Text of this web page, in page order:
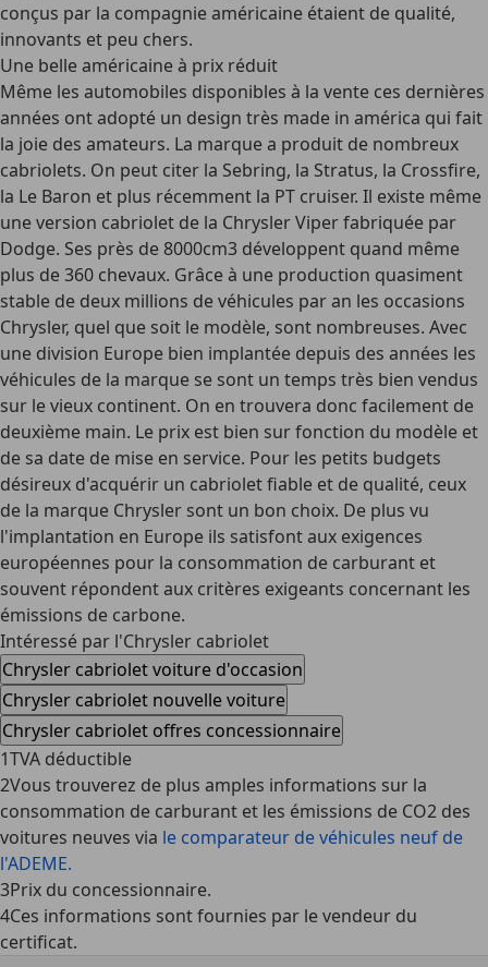
conçus par la compagnie américaine étaient de qualité,
innovants et peu chers.
Une belle américaine à prix réduit
Même les automobiles disponibles à la vente ces dernières
années ont adopté un design très made in américa qui fait
la joie des amateurs. La marque a produit de nombreux
cabriolets. On peut citer la Sebring, la Stratus, la Crossfire,
la Le Baron et plus récemment la PT cruiser. Il existe même
une version cabriolet de la Chrysler Viper fabriquée par
Dodge. Ses près de 8000cm3 développent quand même
plus de 360 chevaux. Grâce à une production quasiment
stable de deux millions de véhicules par an les occasions
Chrysler, quel que soit le modèle, sont nombreuses. Avec
une division Europe bien implantée depuis des années les
véhicules de la marque se sont un temps très bien vendus
sur le vieux continent. On en trouvera donc facilement de
deuxième main. Le prix est bien sur fonction du modèle et
de sa date de mise en service. Pour les petits budgets
désireux d'acquérir un cabriolet fiable et de qualité, ceux
de la marque Chrysler sont un bon choix. De plus vu
l'implantation en Europe ils satisfont aux exigences
européennes pour la consommation de carburant et
souvent répondent aux critères exigeants concernant les
émissions de carbone.
Intéressé par l'Chrysler cabriolet
Chrysler cabriolet voiture d'occasion
Chrysler cabriolet nouvelle voiture
Chrysler cabriolet offres concessionnaire
1TVA déductible
2Vous trouverez de plus amples informations sur la
consommation de carburant et les émissions de CO2 des
voitures neuves via le comparateur de véhicules neuf de
l'ADEME.
3Prix du concessionnaire.
4Ces informations sont fournies par le vendeur du
certificat.